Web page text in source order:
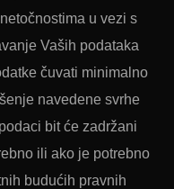
u vezi s
Vaših podataka
čuvati minimalno
navedene svrhe
bit će zadržani
ili ako je potrebno
budućih pravnih